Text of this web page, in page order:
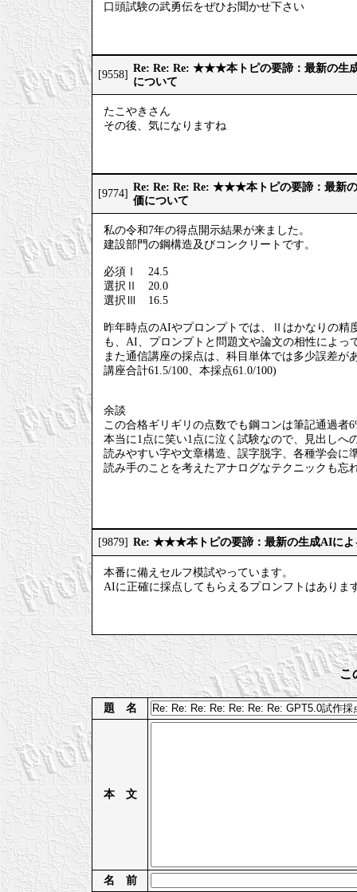
口頭試験の武勇伝をぜひお聞かせ下さい
[9558]
Re: Re: Re: ★★★本トピの要諦：最新の生
について
たこやきさん
その後、気になりますね
[9774]
Re: Re: Re: Re: ★★★本トピの要諦：最新
価について
私の令和7年の得点開示結果が来ました。
建設部門の鋼構造及びコンクリートです。
必須Ⅰ 24.5
選択Ⅱ 20.0
選択Ⅲ 16.5
昨年時点のAIやプロンプトでは、Ⅱはかなりの
も、AI、プロンプトと問題文や論文の相性によっ
また通信講座の採点は、科目単体では多少誤差
講座合計61.5/100、本採点61.0/100)
余談
この合格ギリギリの点数でも鋼コンは筆記通過者
本当に1点に笑い1点に泣く試験なので、見出しへ
読みやすい字や文章構造、誤字脱字、各種学会に
読み手のことを考えたアナログなテクニックも忘
[9879] Re: ★★★本トピの要諦：最新の生成AIによ
本番に備えセルフ模試やっています。
AIに正確に採点してもらえるプロンフトはありま
こ
題 名
本 文
名 前